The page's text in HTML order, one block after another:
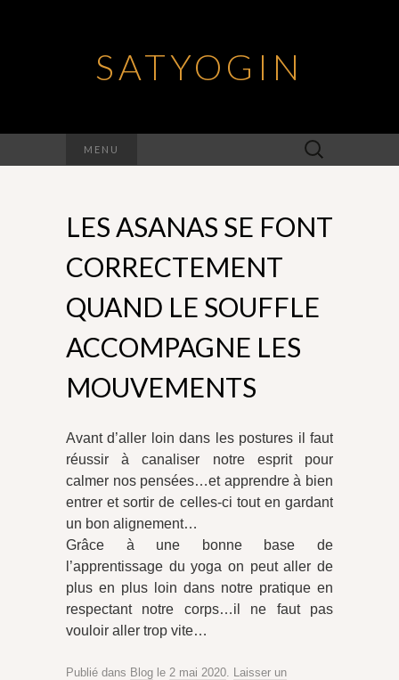
SATYOGIN
MENU Rechercher :
LES ASANAS SE FONT
CORRECTEMENT
QUAND LE SOUFFLE
ACCOMPAGNE LES
MOUVEMENTS
Avant d’aller loin dans les postures il faut
réussir à canaliser notre esprit pour
calmer nos pensées…et apprendre à bien
entrer et sortir de celles-ci tout en gardant
un bon alignement…
Grâce à une bonne base de
l’apprentissage du yoga on peut aller de
plus en plus loin dans notre pratique en
respectant notre corps…il ne faut pas
vouloir aller trop vite…
Publié dans Blog le 2 mai 2020. Laisser un